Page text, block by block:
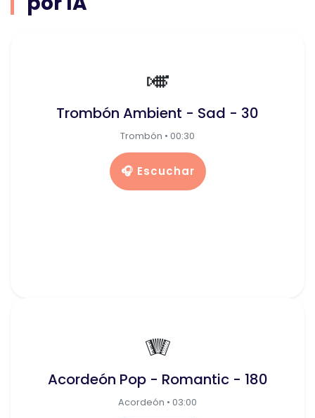
🎺
Trombón Ambient - Sad - 30
Trombón • 00:30
🎧 Escuchar
🪗
Acordeón Pop - Romantic - 180
Acordeón • 03:00